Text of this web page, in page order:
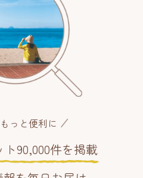
っと便利に
90,000件を掲載